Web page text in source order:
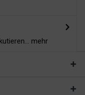
mehr